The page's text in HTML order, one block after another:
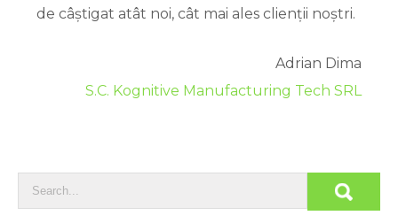
de câștigat atât noi, cât mai ales clienții noștri.
Adrian Dima
S.C. Kognitive Manufacturing Tech SRL